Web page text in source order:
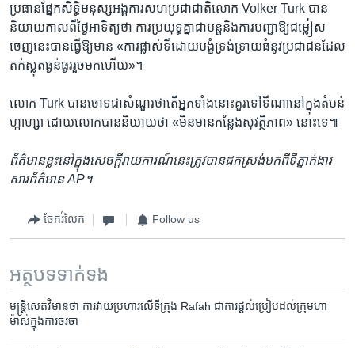
ប្រធាន​ផ្នែក​សិទ្ធិមនុស្ស​អង្គការ​សហប្រជាជាតិ​លោក Volker Turk បាន​
និយាយ​កាលពី​ថ្ងៃ​អាទិត្យ​ថា ការ​ប្រយុទ្ធ​គ្នា​ជា​បន្ត​និង​ការ​បញ្ជា​ឱ្យ​ជម្លៀស
ចេញ​នេះ​បាន​ធ្វើឱ្យ​មាន «ការ​ផ្លាស់ទី​ដោយ​បង្ខំ​ទ្រង់ទ្រាយ​ធំ​នូវ​ប្រជាជន​ដែល​
តក់ស្លុត​ធ្ងន់ធ្ងរ​រួចមក​ហើយ»។
លោក Turk បាន​ចោទ​ជា​សំណួរ​ថាតើ​អ្នក​ទាំងនោះ​គួរ​ទៅ​ទីណា​នៅក្នុង​តំបន់​
ហ្កាហ្សា ដោយ​លោក​បាន​និយាយ​ថា «មិន​មាន​កន្លែង​សុវត្ថិភាព» នោះទេ៕
ព័ត៌មាន​ខ្លះ​នៅក្នុង​សេចក្ដី​រាយការណ៍​នេះ​ត្រូវបាន​ដកស្រង់​មកពី​ទីភ្នាក់ងារ​
សារព័ត៌មាន AP។
ចែករំលែក Follow us
អត្ថបទ​ទាក់ទង
មន្ត្រី​សេតវិមាន​ថា​ ការវាយប្រហារ​លើ​ទីក្រុង Rafah ជា​ការ​ផ្តល់​ប្រៀប​ដល់​ក្រុម​ហា
ម៉ាស់​ក្នុង​ការ​ចរចា